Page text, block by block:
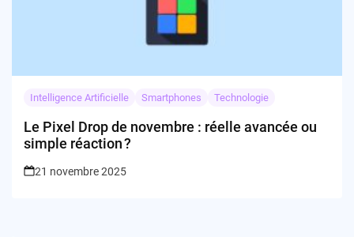
Intelligence Artificielle Smartphones Technologie
Le Pixel Drop de novembre : réelle avancée ou
simple réaction ?
21 novembre 2025